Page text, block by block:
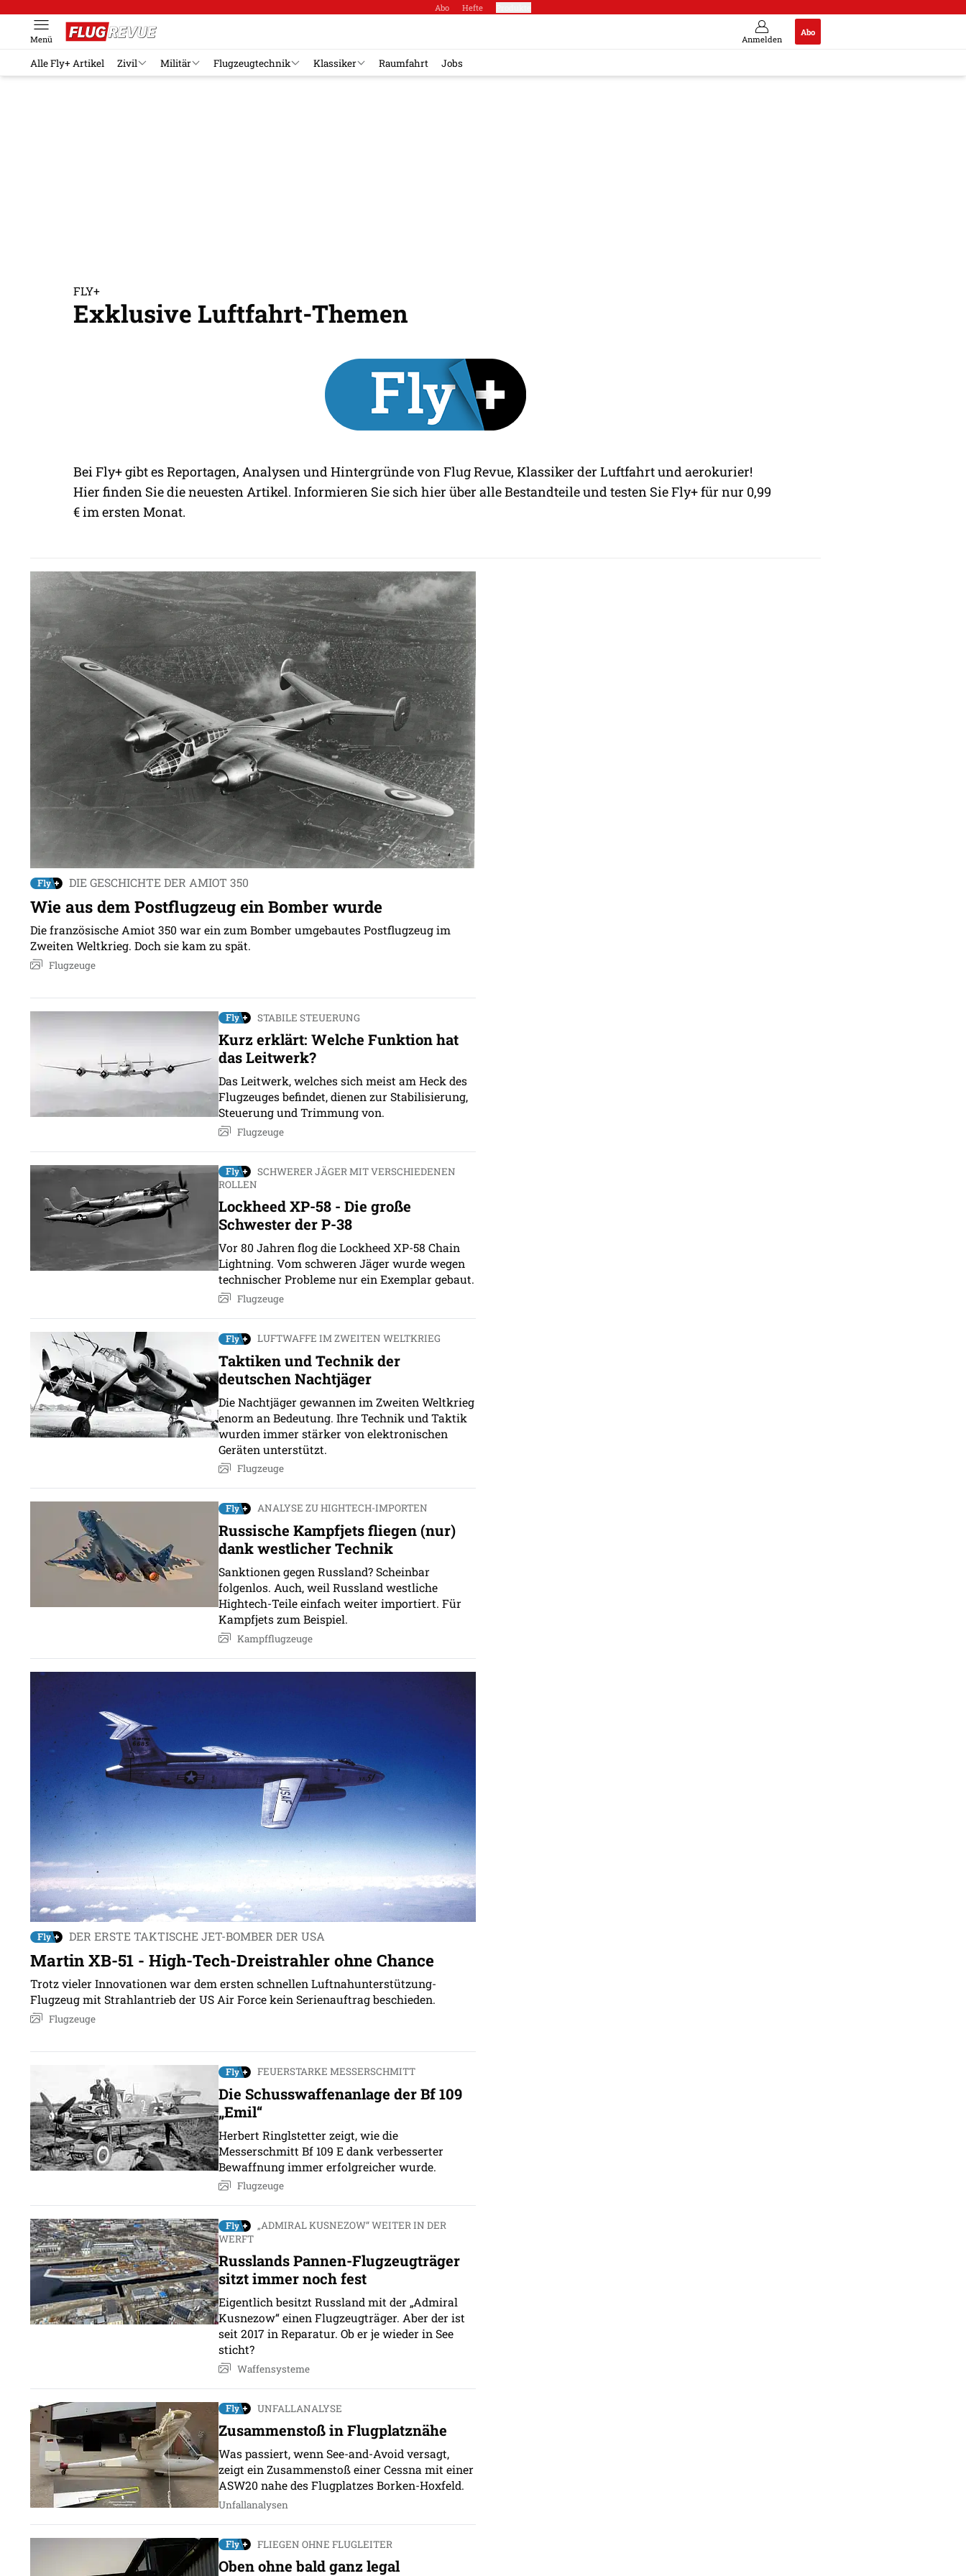
Abo Hefte
Anmelden
Abo
Menü
Alle Fly+ Artikel Zivil Militär Flugzeugtechnik Klassiker Raumfahrt Jobs
FLY+
Exklusive Luftfahrt-Themen
Bei Fly+ gibt es Reportagen, Analysen und Hintergründe von Flug Revue, Klassiker der Luftfahrt und aerokurier!
Hier finden Sie die neuesten Artikel. Informieren Sie sich hier über alle Bestandteile und testen Sie Fly+ für nur 0,99
€ im ersten Monat.
DIE GESCHICHTE DER AMIOT 350
Wie aus dem Postflugzeug ein Bomber wurde
Die französische Amiot 350 war ein zum Bomber umgebautes Postflugzeug im
Zweiten Weltkrieg. Doch sie kam zu spät.
Flugzeuge
STABILE STEUERUNG
Kurz erklärt: Welche Funktion hat
das Leitwerk?
Das Leitwerk, welches sich meist am Heck des
Flugzeuges befindet, dienen zur Stabilisierung,
Steuerung und Trimmung von.
Flugzeuge
SCHWERER JÄGER MIT VERSCHIEDENEN
ROLLEN
Lockheed XP-58 - Die große
Schwester der P-38
Vor 80 Jahren flog die Lockheed XP-58 Chain
Lightning. Vom schweren Jäger wurde wegen
technischer Probleme nur ein Exemplar gebaut.
Flugzeuge
LUFTWAFFE IM ZWEITEN WELTKRIEG
Taktiken und Technik der
deutschen Nachtjäger
Die Nachtjäger gewannen im Zweiten Weltkrieg
enorm an Bedeutung. Ihre Technik und Taktik
wurden immer stärker von elektronischen
Geräten unterstützt.
Flugzeuge
ANALYSE ZU HIGHTECH-IMPORTEN
Russische Kampfjets fliegen (nur)
dank westlicher Technik
Sanktionen gegen Russland? Scheinbar
folgenlos. Auch, weil Russland westliche
Hightech-Teile einfach weiter importiert. Für
Kampfjets zum Beispiel.
Kampfflugzeuge
DER ERSTE TAKTISCHE JET-BOMBER DER USA
Martin XB-51 - High-Tech-Dreistrahler ohne Chance
Trotz vieler Innovationen war dem ersten schnellen Luftnahunterstützung-
Flugzeug mit Strahlantrieb der US Air Force kein Serienauftrag beschieden.
Flugzeuge
FEUERSTARKE MESSERSCHMITT
Die Schusswaffenanlage der Bf 109
„Emil“
Herbert Ringlstetter zeigt, wie die
Messerschmitt Bf 109 E dank verbesserter
Bewaffnung immer erfolgreicher wurde.
Flugzeuge
„ADMIRAL KUSNEZOW“ WEITER IN DER
WERFT
Russlands Pannen-Flugzeugträger
sitzt immer noch fest
Eigentlich besitzt Russland mit der „Admiral
Kusnezow“ einen Flugzeugträger. Aber der ist
seit 2017 in Reparatur. Ob er je wieder in See
sticht?
Waffensysteme
UNFALLANALYSE
Zusammenstoß in Flugplatznähe
Was passiert, wenn See-and-Avoid versagt,
zeigt ein Zusammenstoß einer Cessna mit einer
ASW20 nahe des Flugplatzes Borken-Hoxfeld.
Unfallanalysen
FLIEGEN OHNE FLUGLEITER
Oben ohne bald ganz legal